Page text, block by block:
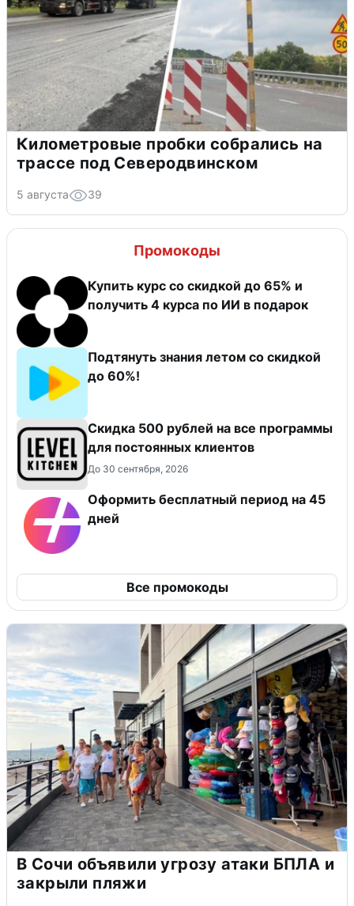
Километровые пробки собрались на
трассе под Северодвинском
5 августа 39
Промокоды
Купить курс со скидкой до 65% и
получить 4 курса по ИИ в подарок
Подтянуть знания летом со скидкой
до 60%!
Скидка 500 рублей на все программы
для постоянных клиентов
До 30 сентября, 2026
Оформить бесплатный период на 45
дней
Все промокоды
В Сочи объявили угрозу атаки БПЛА и
закрыли пляжи